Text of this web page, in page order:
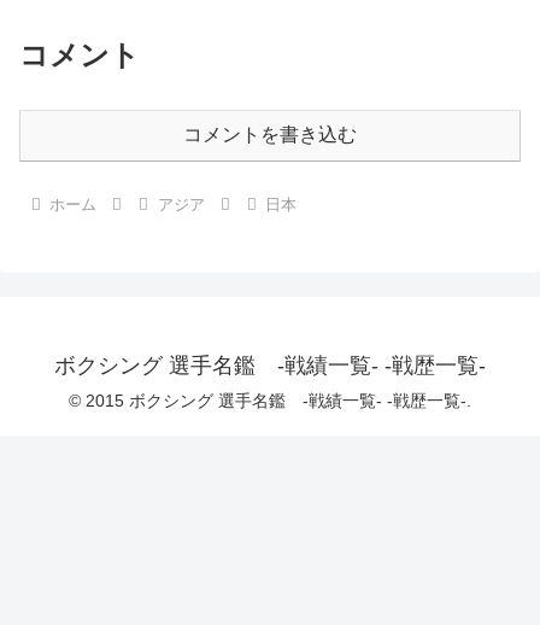
コメント
コメントを書き込む
ホーム アジア 日本
ボクシング 選手名鑑 -戦績一覧- -戦歴一覧-
© 2015 ボクシング 選手名鑑 -戦績一覧- -戦歴一覧-.